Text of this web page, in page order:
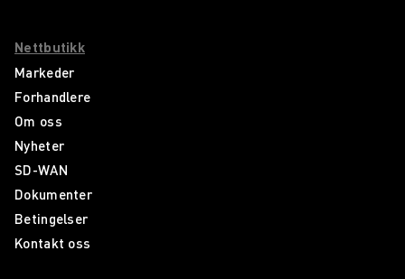
Nettbutikk
Markeder
Forhandlere
Om oss
Nyheter
SD-WAN
Dokumenter
Betingelser
Kontakt oss